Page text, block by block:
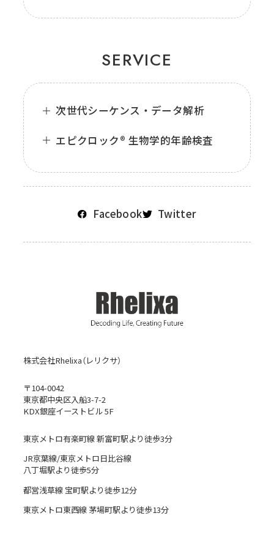
株式会社Rhelixa（レリクサ）
〒104-0042
東京都中央区入船3-7-2
KDX銀座イーストビル 5F
東京メトロ有楽町線 新富町駅より徒歩3分
JR京葉線/東京メトロ日比谷線
八丁堀駅より徒歩5分
都営浅草線 宝町駅より徒歩12分
東京メトロ東西線 茅場町駅より徒歩13分
SERVICE
次世代シーケンス・データ解析
エピクロック® 生物学的年齢検査
Facebook Twitter